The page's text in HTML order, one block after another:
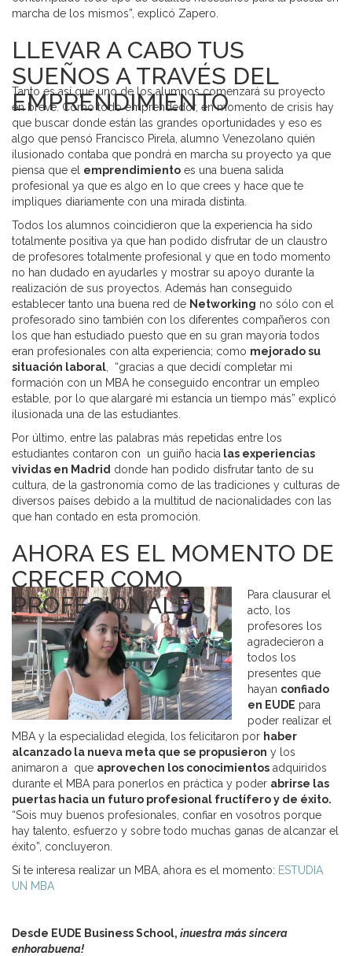
marcha de los mismos”, explicó Zapero.
LLEVAR A CABO TUS
SUEÑOS A TRAVÉS DEL
EMPRENDIMIENTO
Tanto es así que uno de los alumnos comenzará su proyecto
en breve. Como todo emprendedor, en momento de crisis hay
que buscar donde están las grandes oportunidades y eso es
algo que pensó Francisco Pirela, alumno Venezolano quién
ilusionado contaba que pondrá en marcha su proyecto ya que
piensa que el emprendimiento es una buena salida
profesional ya que es algo en lo que crees y hace que te
impliques diariamente con una mirada distinta.
Todos los alumnos coincidieron que la experiencia ha sido
totalmente positiva ya que han podido disfrutar de un claustro
de profesores totalmente profesional y que en todo momento
no han dudado en ayudarles y mostrar su apoyo durante la
realización de sus proyectos. Además han conseguido
establecer tanto una buena red de Networking no sólo con el
profesorado sino también con los diferentes compañeros con
los que han estudiado puesto que en su gran mayoría todos
eran profesionales con alta experiencia; como mejorado su
situación laboral , “gracias a que decidí completar mi
formación con un MBA he conseguido encontrar un empleo
estable, por lo que alargaré mi estancia un tiempo más” explicó
ilusionada una de las estudiantes.
Por último, entre las palabras más repetidas entre los
estudiantes contaron con un guiño hacia las experiencias
vividas en Madrid donde han podido disfrutar tanto de su
cultura, de la gastronomía como de las tradiciones y culturas de
diversos países debido a la multitud de nacionalidades con las
que han contado en esta promoción.
AHORA ES EL MOMENTO DE
CRECER COMO
PROFESIONALES
Para clausurar el
acto, los
profesores los
agradecieron a
todos los
presentes que
hayan confiado
en EUDE para
poder realizar el
MBA y la especialidad elegida, los felicitaron por haber
alcanzado la nueva meta que se propusieron y los
animaron a que aprovechen los conocimientos adquiridos
durante el MBA para ponerlos en práctica y poder abrirse las
puertas hacia un futuro profesional fructífero y de éxito.
“Sois muy buenos profesionales, confiar en vosotros porque
hay talento, esfuerzo y sobre todo muchas ganas de alcanzar el
éxito”, concluyeron.
Si te interesa realizar un MBA, ahora es el momento: ESTUDIA
UN MBA
Desde EUDE Business School, ¡nuestra más sincera
enhorabuena!